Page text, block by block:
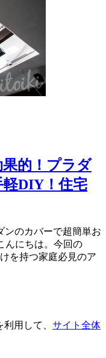
的！プラダ
DIY！住宅
ンのカバーで超簡単お
んにちは。今回の
を持つ家庭必見のア
用して、 サイト全体